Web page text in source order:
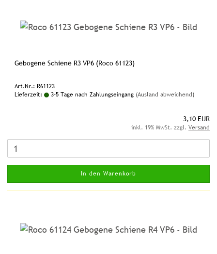
Gebogene Schiene R3 VP6 (Roco 61123)
Art.Nr.: R61123
Lieferzeit:
3-5 Tage nach Zahlungseingang (Ausland abweichend)
3,10 EUR
inkl. 19% MwSt. zzgl. Versand
In den Warenkorb